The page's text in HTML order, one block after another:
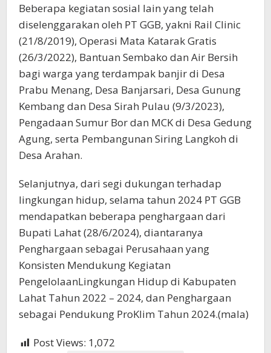
Beberapa kegiatan sosial lain yang telah
diselenggarakan oleh PT GGB, yakni Rail Clinic
(21/8/2019), Operasi Mata Katarak Gratis
(26/3/2022), Bantuan Sembako dan Air Bersih
bagi warga yang terdampak banjir di Desa
Prabu Menang, Desa Banjarsari, Desa Gunung
Kembang dan Desa Sirah Pulau (9/3/2023),
Pengadaan Sumur Bor dan MCK di Desa Gedung
Agung, serta Pembangunan Siring Langkoh di
Desa Arahan.
Selanjutnya, dari segi dukungan terhadap
lingkungan hidup, selama tahun 2024 PT GGB
mendapatkan beberapa penghargaan dari
Bupati Lahat (28/6/2024), diantaranya
Penghargaan sebagai Perusahaan yang
Konsisten Mendukung Kegiatan
PengelolaanLingkungan Hidup di Kabupaten
Lahat Tahun 2022 – 2024, dan Penghargaan
sebagai Pendukung ProKlim Tahun 2024.(mala)
Post Views: 1,072